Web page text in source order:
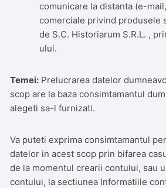
comunicare la distanta (e-
comerciale privind produsele
de S.C. Historiarum S.R.L. ,
ului.
Temei: Prelucrarea datelor
scop are la baza consimtamantul
alegeti sa-l furnizati.
Va puteti exprima consimtamantul
datelor in acest scop prin bifarea
de la momentul crearii contului, sau
contului, la sectiunea Informatiile